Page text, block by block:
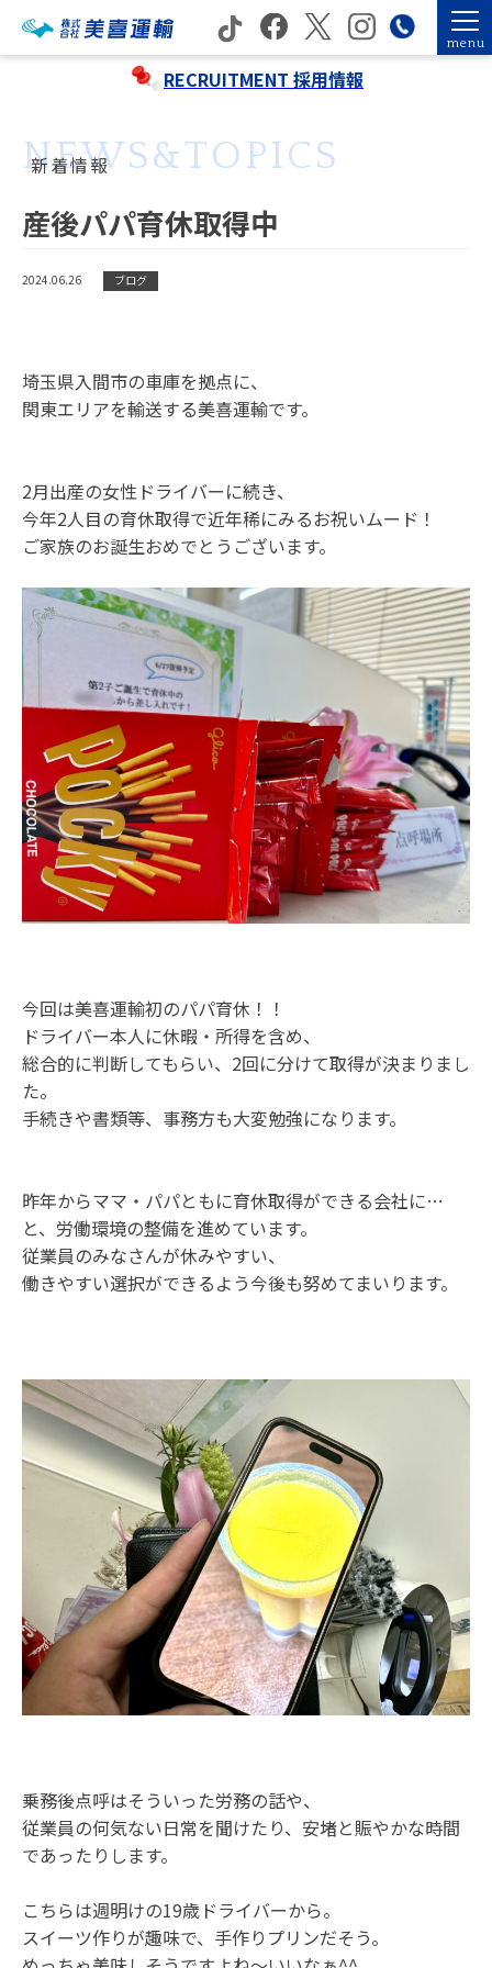
menu
RECRUITMENT 採用情報
NEWS&TOPICS
新着情報
産後パパ育休取得中
2024.06.26 ブログ
埼玉県入間市の車庫を拠点に、
関東エリアを輸送する美喜運輸です。
2月出産の女性ドライバーに続き、
今年2人目の育休取得で近年稀にみるお祝いムード！
ご家族のお誕生おめでとうございます。
今回は美喜運輸初のパパ育休！！
ドライバー本人に休暇・所得を含め、
総合的に判断してもらい、2回に分けて取得が決まりまし
た。
手続きや書類等、事務方も大変勉強になります。
昨年からママ・パパともに育休取得ができる会社に…
と、労働環境の整備を進めています。
従業員のみなさんが休みやすい、
働きやすい選択ができるよう今後も努めてまいります。
乗務後点呼はそういった労務の話や、
従業員の何気ない日常を聞けたり、安堵と賑やかな時間
であったりします。
こちらは週明けの19歳ドライバーから。
スイーツ作りが趣味で、手作りプリンだそう。